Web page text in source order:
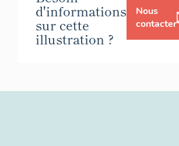
d'informations
sur cette
illustration ?
Nous
contacter